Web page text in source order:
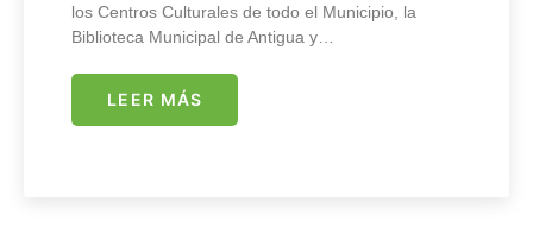
los Centros Culturales de todo el Municipio, la
Biblioteca Municipal de Antigua y…
LEER MÁS